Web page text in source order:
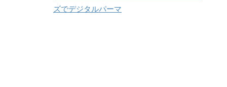
ズでデジタルパーマ